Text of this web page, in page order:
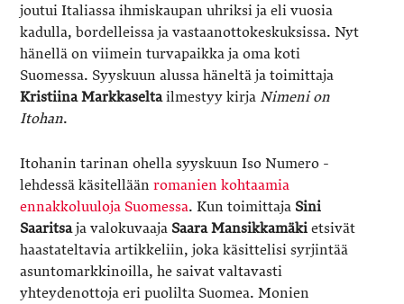
joutui Italiassa ihmiskaupan uhriksi ja eli vuosia
kadulla, bordelleissa ja vastaanottokeskuksissa. Nyt
hänellä on viimein turvapaikka ja oma koti
Suomessa. Syyskuun alussa häneltä ja toimittaja
Kristiina Markkaseltailmestyy kirjaNimeni on
Itohan.
Itohanin tarinan ohella syyskuun Iso Numero -
lehdessä käsitelläänromanien kohtaamia
ennakkoluuloja Suomessa. Kun toimittaja Sini
Saaritsaja valokuvaaja Saara Mansikkamäki etsivät
haastateltavia artikkeliin, joka käsittelisi syrjintää
asuntomarkkinoilla, he saivat valtavasti
yhteydenottoja eri puolilta Suomea. Monien